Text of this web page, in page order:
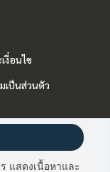
งื่อนไข
เป็นส่วนตัว
-เช่า
แสดงเนื้อหาและ